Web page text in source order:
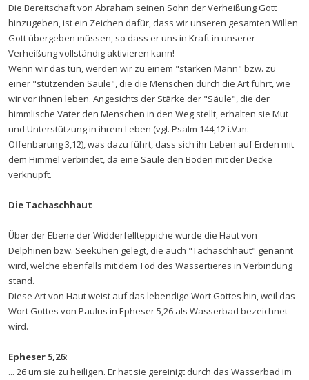
Die Bereitschaft von Abraham seinen Sohn der Verheißung Gott
hinzugeben, ist ein Zeichen dafür, dass wir unseren gesamten Willen
Gott übergeben müssen, so dass er uns in Kraft in unserer
Verheißung vollständig aktivieren kann!
Wenn wir das tun, werden wir zu einem "starken Mann" bzw. zu
einer "stützenden Säule", die die Menschen durch die Art führt, wie
wir vor ihnen leben. Angesichts der Stärke der "Säule", die der
himmlische Vater den Menschen in den Weg stellt, erhalten sie Mut
und Unterstützung in ihrem Leben (vgl. Psalm 144,12 i.V.m.
Offenbarung 3,12), was dazu führt, dass sich ihr Leben auf Erden mit
dem Himmel verbindet, da eine Säule den Boden mit der Decke
verknüpft.
Die Tachaschhaut
Über der Ebene der Widderfellteppiche wurde die Haut von
Delphinen bzw. Seekühen gelegt, die auch "Tachaschhaut" genannt
wird, welche ebenfalls mit dem Tod des Wassertieres in Verbindung
stand.
Diese Art von Haut weist auf das lebendige Wort Gottes hin, weil das
Wort Gottes von Paulus in Epheser 5,26 als Wasserbad bezeichnet
wird.
Epheser 5,26:
... 26 um sie zu heiligen. Er hat sie gereinigt durch das Wasserbad im